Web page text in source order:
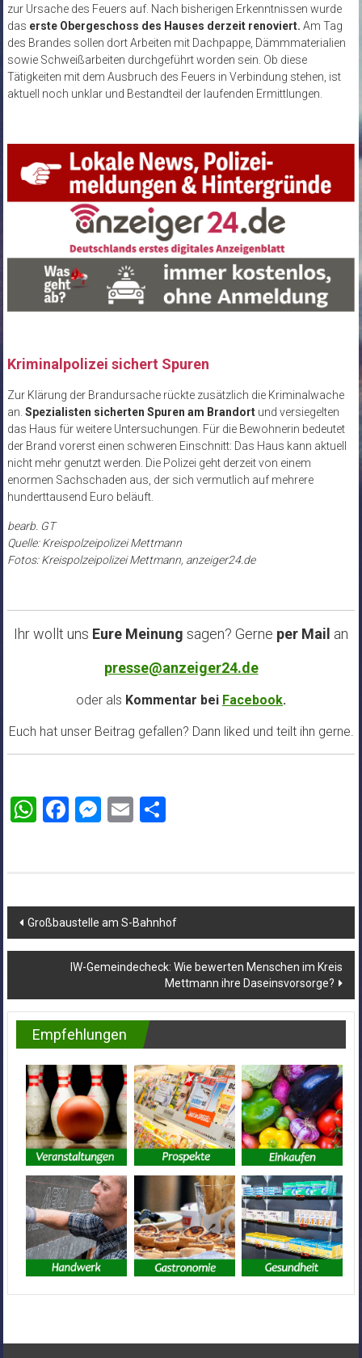
zur Ursache des Feuers auf. Nach bisherigen Erkenntnissen wurde
das erste Obergeschoss des Hauses derzeit renoviert. Am Tag
des Brandes sollen dort Arbeiten mit Dachpappe, Dämmmaterialien
sowie Schweißarbeiten durchgeführt worden sein. Ob diese
Tätigkeiten mit dem Ausbruch des Feuers in Verbindung stehen, ist
aktuell noch unklar und Bestandteil der laufenden Ermittlungen.
Kriminalpolizei sichert Spuren
Zur Klärung der Brandursache rückte zusätzlich die Kriminalwache
an. Spezialisten sicherten Spuren am Brandortund versiegelten
das Haus für weitere Untersuchungen. Für die Bewohnerin bedeutet
der Brand vorerst einen schweren Einschnitt: Das Haus kann aktuell
nicht mehr genutzt werden. Die Polizei geht derzeit von einem
enormen Sachschaden aus, der sich vermutlich auf mehrere
hunderttausend Euro beläuft.
bearb. GT
Quelle: Kreispolzeipolizei Mettmann
Fotos: Kreispolzeipolizei Mettmann, anzeiger24.de
Ihr wollt uns Eure Meinung sagen? Gerne per Mail an
presse@anzeiger24.de
oder als Kommentar bei Facebook.
Euch hat unser Beitrag gefallen? Dann liked und teilt ihn gerne.
WhatsApp
Facebook
Messenger
EmailTeilen
Beitragsnavigation
Großbaustelle am S-Bahnhof
IW-Gemeindecheck: Wie bewerten Menschen im Kreis
Mettmann ihre Daseinsvorsorge?
Empfehlungen